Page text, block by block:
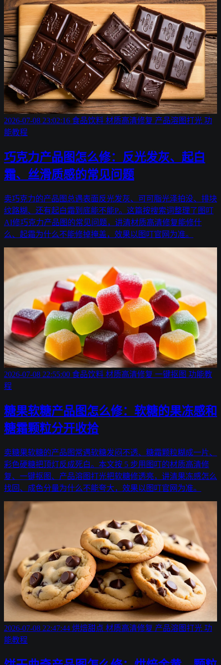
2026-07-08 23:02:16 食品饮料 材质高清修复 产品溶图打光 功
能教程
巧克力产品图怎么修：反光发灰、起白
霜、丝滑质感的常见问题
卖巧克力的产品图总遇表面反光发灰、可可脂光泽拍没、排块
纹路糊、还有起白霜到底能不能P。这篇按搜索词整理了图叮
AI修巧克力产品图的常见问题，讲清材质高清修复能修什
么、起霜为什么不能修掉掩盖，效果以图叮官网为准。
2026-07-08 22:55:00 食品饮料 材质高清修复 一键抠图 功能教
程
糖果软糖产品图怎么修：软糖的果冻感和
糖霜颗粒分开收拾
卖糖果软糖的产品图常遇软糖发闷不透、糖霜颗粒糊成一片、
彩色硬糖把顶灯反成死白。本文按 5 步用图叮的材质高清修
复、一键抠图、产品溶图打光把软糖修透亮，讲清果冻感怎么
找回、成色分量为什么不能夸大，效果以图叮官网为准。
2026-07-08 22:47:44 烘焙甜点 材质高清修复 产品溶图打光 功
能教程